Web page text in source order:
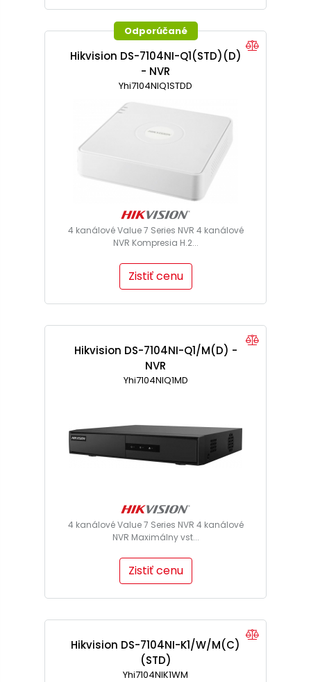
Odporúčané
Hikvision DS-7104NI-Q1(STD)(D)
- NVR
Yhi7104NIQ1STDD
4 kanálové Value 7 Series NVR 4 kanálové
NVR Kompresia H.2...
Zistiť cenu
Hikvision DS-7104NI-Q1/M(D) -
NVR
Yhi7104NIQ1MD
4 kanálové Value 7 Series NVR 4 kanálové
NVR Maximálny vst...
Zistiť cenu
Hikvision DS-7104NI-K1/W/M(C)
(STD)
Yhi7104NIK1WM